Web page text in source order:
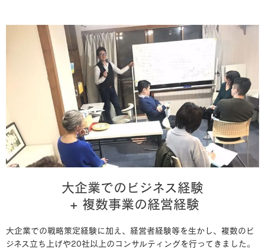
大企業でのビジネス経験
+ 複数事業の経営経験
大企業での戦略策定経験に加え、経営者経験等を生かし、複数のビ
ジネス立ち上げや20社以上のコンサルティングを行ってきました。